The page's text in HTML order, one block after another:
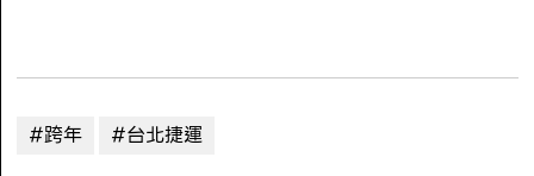
#跨年 #台北捷運